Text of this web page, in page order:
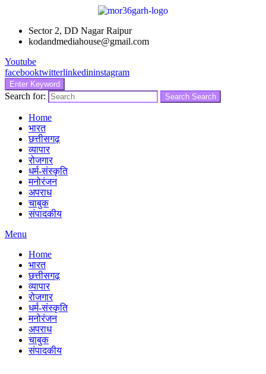
Sector 2, DD Nagar Raipur
kodandmediahouse@gmail.com
Youtube
facebooktwitterlinkedininstagram
Enter Keyword
Search for: Search Search
Home
भारत
छत्तीसगढ़
व्यापार
रोजगार
धर्म-संस्कृति
मनोरंजन
अपराध
चाबुक
संपादकीय
Menu
Home
भारत
छत्तीसगढ़
व्यापार
रोजगार
धर्म-संस्कृति
मनोरंजन
अपराध
चाबुक
संपादकीय